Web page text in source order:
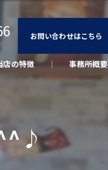
お問い合わせはこちら
店の特徴
らポーク
事務所概要